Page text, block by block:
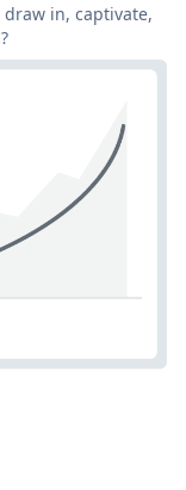
in, captivate,